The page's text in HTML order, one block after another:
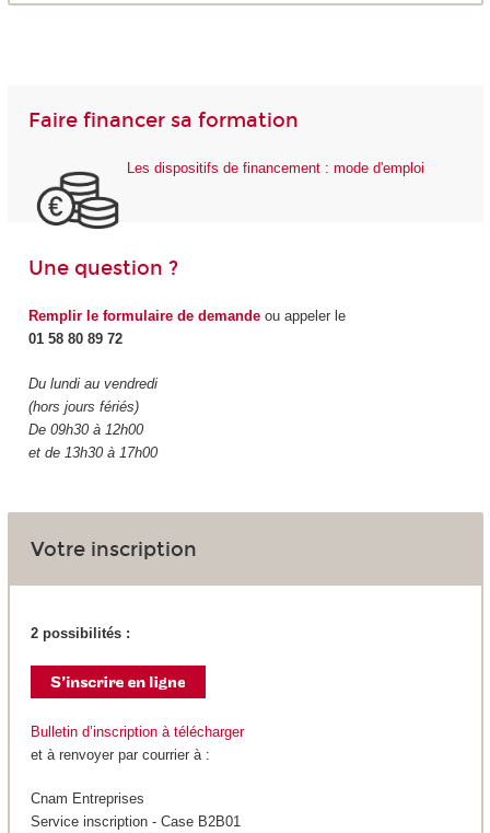
Faire financer sa formation
Les dispositifs de financement : mode d'emploi
Une question ?
Remplir le formulaire de demandeou appeler le
01 58 80 89 72
Du lundi au vendredi
(hors jours fériés)
De 09h30 à 12h00
et de 13h30 à 17h00
Votre inscription
2 possibilités :
Bulletin d’inscription à télécharger
et à renvoyer par courrier à :
Cnam Entreprises
Service inscription - Case B2B01